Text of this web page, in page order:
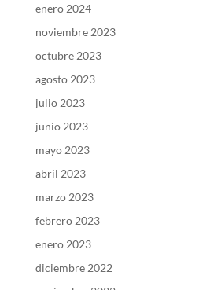
enero 2024
noviembre 2023
octubre 2023
agosto 2023
julio 2023
junio 2023
mayo 2023
abril 2023
marzo 2023
febrero 2023
enero 2023
diciembre 2022